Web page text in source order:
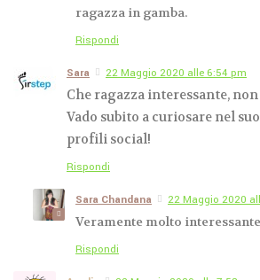
ragazza in gamba.
Rispondi
Sara 22 Maggio 2020 alle 6:54 pm
Che ragazza interessante,
Vado subito a curiosare nel
profili social!
Rispondi
Sara Chandana 22 Maggio 2020
Veramente molto
Rispondi